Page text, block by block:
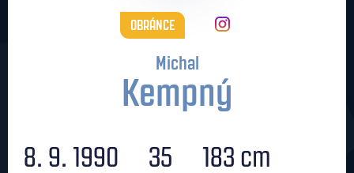
OBRÁNCE
Michal
Kempný
8. 9. 1990 35 183 cm